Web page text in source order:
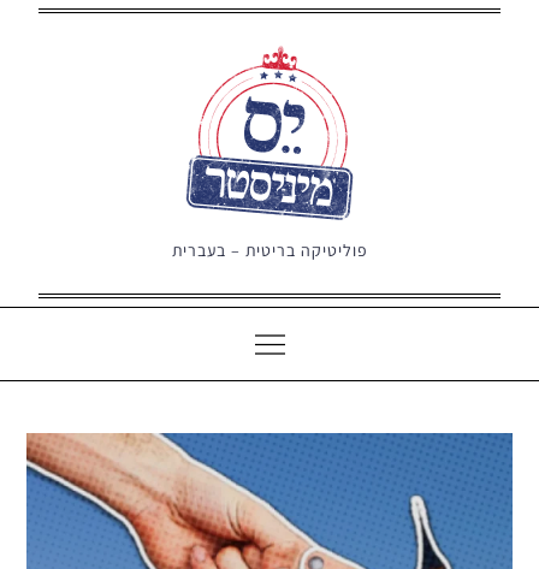
פוליטיקה בריטית – בעברית